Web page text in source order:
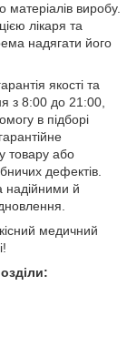
матеріалів виробу.
лікаря та
надягати його
якості та
з 8:00 до 21:00,
в підборі
товару або
дефектів.
надійними й
медичний